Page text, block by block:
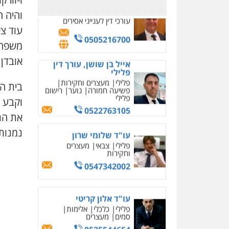
עו"ד שלי גורביץ – לוי
משפט פלילי פשיעה
חמורה מעצרים וחקירות
0544218336
משרד עורכי דין חן ברוך
פלילי דיני תעבורה מעצרים
וחקירות
עו"ד קארין לגטיוי
פלילי פשיעה חמורה
מעצרים וחקירות
משרד עורכי דין טאי
שרקי
עוד
בית
וקבע
את